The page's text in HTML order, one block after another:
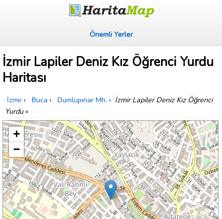
Önemli Yerler
İzmir Lapiler Deniz Kız Öğrenci Yurdu
Haritası
İzmir › Buca › Dumlupınar Mh. › İzmir Lapiler Deniz Kız Öğrenci
Yurdu»
+
−